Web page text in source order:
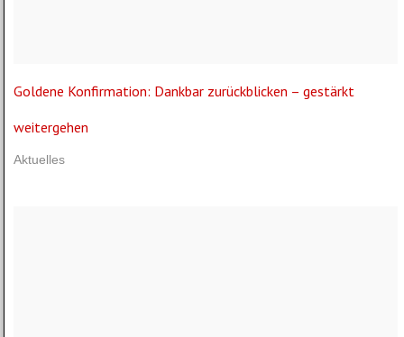
Goldene Konfirmation: Dankbar zurückblicken – gestärkt
weitergehen
Aktuelles